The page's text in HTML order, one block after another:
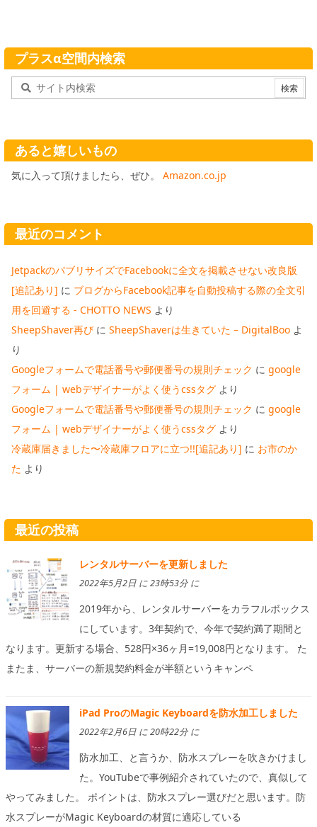
プラスα空間内検索
あると嬉しいもの
気に入って頂けましたら、ぜひ。 Amazon.co.jp
最近のコメント
JetpackのパブリサイズでFacebookに全文を掲載させない改良版
[追記あり] に ブログからFacebook記事を自動投稿する際の全文引
用を回避する - CHOTTO NEWS より
SheepShaver再び に SheepShaverは生きていた – DigitalBoo よ
り
Googleフォームで電話番号や郵便番号の規則チェック に google
フォーム | webデザイナーがよく使うcssタグ より
Googleフォームで電話番号や郵便番号の規則チェック に google
フォーム | webデザイナーがよく使うcssタグ より
冷蔵庫届きました〜冷蔵庫フロアに立つ!![追記あり] に お市のか
た より
最近の投稿
レンタルサーバーを更新しました
2022年5月2日 に 23時53分 に
2019年から、レンタルサーバーをカラフルボックス
にしています。3年契約で、今年で契約満了期間と
なります。更新する場合、528円×36ヶ月=19,008円となります。 た
またま、サーバーの新規契約料金が半額というキャンペ
iPad ProのMagic Keyboardを防水加工しました
2022年2月6日 に 20時22分 に
防水加工、と言うか、防水スプレーを吹きかけまし
た。YouTubeで事例紹介されていたので、真似して
やってみました。 ポイントは、防水スプレー選びだと思います。防
水スプレーがMagic Keyboardの材質に適応している